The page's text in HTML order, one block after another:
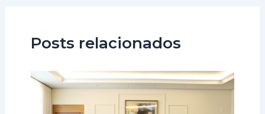
Posts relacionados